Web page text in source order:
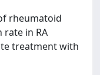
rheumatoid
in RA
treatment with